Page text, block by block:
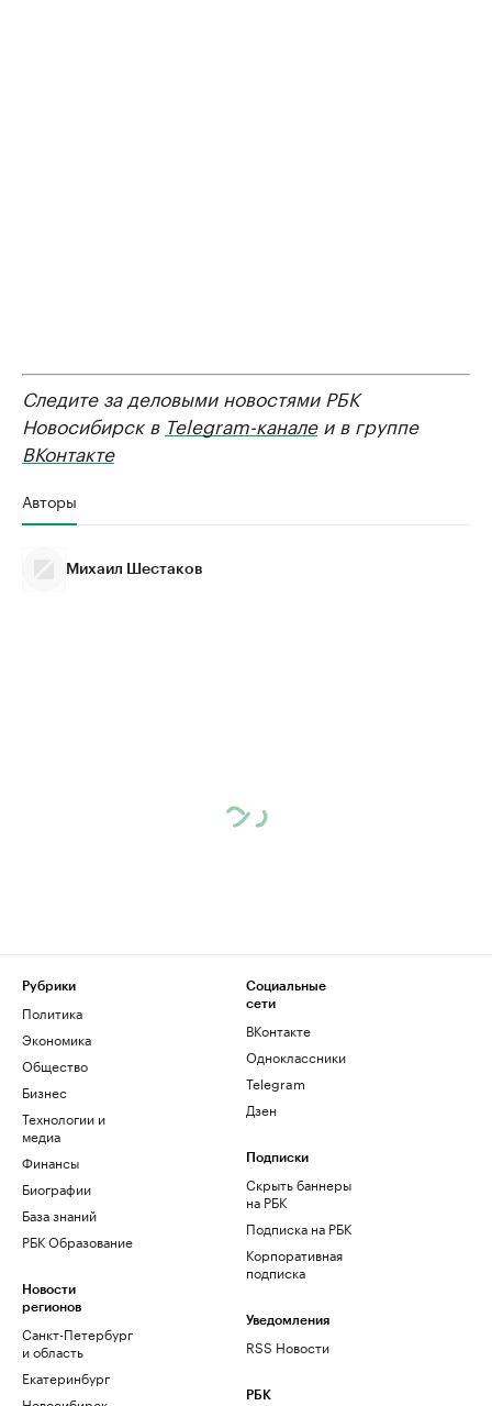
Следите за деловыми новостями РБК
Новосибирск в Telegram-каналеи в группе
ВКонтакте
Авторы
Михаил Шестаков
Рубрики
Политика
Экономика
Общество
Бизнес
Технологии и
медиа
Финансы
Биографии
База знаний
РБК Образование
Новости
регионов
Санкт-Петербург
и область
Екатеринбург
Социальные
сети
ВКонтакте
Одноклассники
Telegram
Дзен
Подписки
Скрыть баннеры
на РБК
Подписка на РБК
Корпоративная
подписка
Уведомления
RSS Новости
РБК